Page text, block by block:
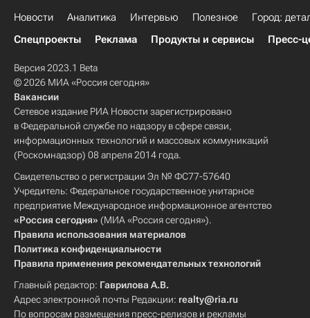
Новости Аналитика Интервью Полезное
Город:
Спецпроекты
Реклама Продукты и сервисы Пресс-
Версия 2023.1 Beta
© 2026 МИА «Россия сегодня»
Вакансии
Сетевое издание РИА Новости зарегистрировано
в Федеральной службе по надзору в сфере связи,
информационных технологий и массовых коммуникаций
(Роскомнадзор) 08 апреля 2014 года.
Свидетельство о регистрации Эл № ФС77-57640
Учредитель: Федеральное государственное унитарное
предприятие Международное информационное агентство
«Россия сегодня» (МИА «Россия сегодня»).
Правила использования материалов
Политика конфиденциальности
Правила применения рекомендательных технологий
Главный редактор: Гаврилова А.В.
Адрес электронной почты Редакции: realty@ria.ru
По вопросам размещения пресс-релизов и рекламы